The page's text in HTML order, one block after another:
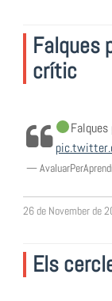
Falques
crític
—
26 de November de
Els